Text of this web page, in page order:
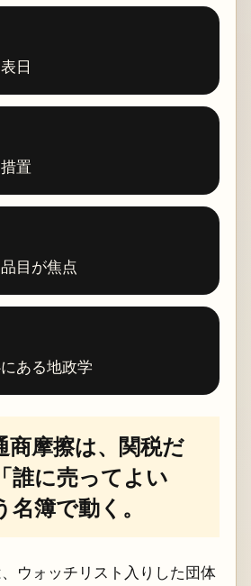
日
置
目が焦点
ある地政学
商摩擦は、関税だ
誰に売ってよい
簿で動く。
ウォッチリスト入りした団体